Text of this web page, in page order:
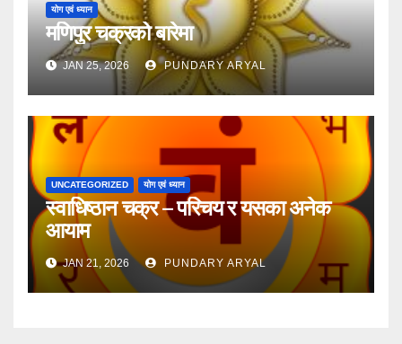
योग एवं ध्यान
मणिपुर चक्रको बारेमा
JAN 25, 2026 PUNDARY ARYAL
UNCATEGORIZED योग एवं ध्यान
स्वाधिष्ठान चक्र – परिचय र यसका अनेक
आयाम
JAN 21, 2026 PUNDARY ARYAL